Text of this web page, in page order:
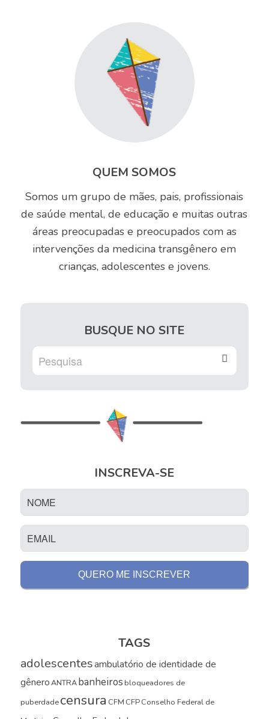
QUEM SOMOS
Somos um grupo de mães, pais, profissionais
de saúde mental, de educação e muitas outras
áreas preocupadas e preocupados com as
intervenções da medicina transgênero em
crianças, adolescentes e jovens.
BUSQUE NO SITE
INSCREVA-SE
TAGS
adolescentesambulatório de identidade de
gêneroANTRAbanheiros bloqueadores de
puberdadecensura CFM CFPConselho Federal de